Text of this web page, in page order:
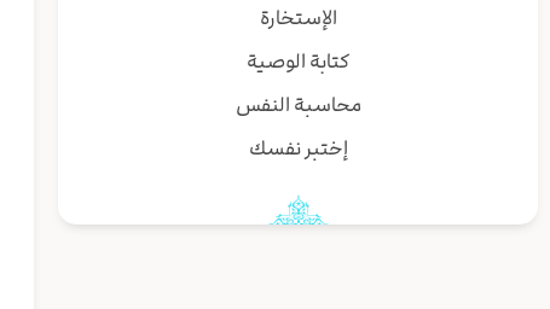
الإستخارة
كتابة الوصية
محاسبة النفس
إختبر نفسك